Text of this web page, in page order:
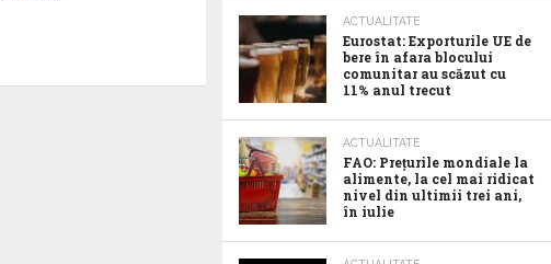
ACTUALITATE
Eurostat: Exporturile UE de
bere în afara blocului
comunitar au scăzut cu
11% anul trecut
ACTUALITATE
FAO: Prețurile mondiale la
alimente, la cel mai ridicat
nivel din ultimii trei ani,
în iulie